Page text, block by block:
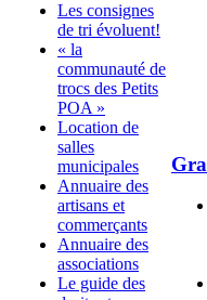
Les consignes
de tri évoluent!
« la
communauté de
trocs des Petits
POA »
Location de
salles
municipales
Annuaire des
artisans et
commerçants
Annuaire des
associations
Le guide des